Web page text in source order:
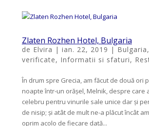
Zlaten Rozhen Hotel, Bulgaria
de Elvira | ian. 22, 2019 | Bulgaria,
verificate, Informatii si sfaturi,
În drum spre Grecia, am făcut de două ori
noapte într-un orășel, Melnik, despre care
celebru pentru vinurile sale unice dar și
de nisip; și atât de mult ne-a plăcut încât
oprim acolo de fiecare dată...